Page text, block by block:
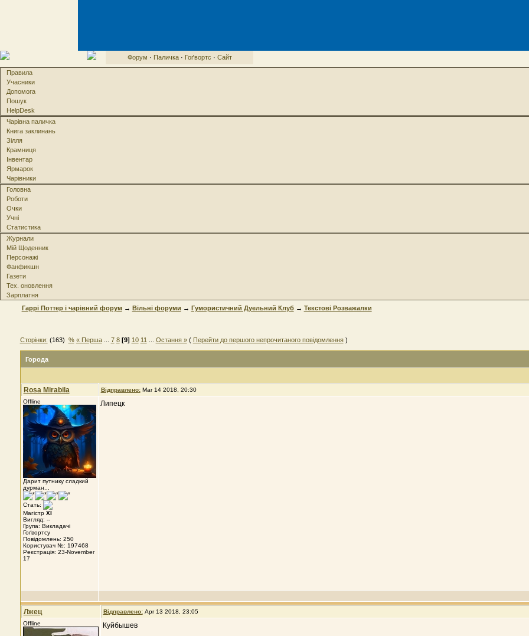
Форум · Паличка· Гоґвортс · Сайт
Правила
Учасники
Допомога
Пошук
HelpDesk
Чарівна паличка
Книга заклинань
Зілля
Крамниця
Інвентар
Ярмарок
Чарівники
Головна
Роботи
Очки
Учні
Статистика
Журнали
Мій Щоденник
Персонажі
Фанфикшн
Газети
Тех. оновлення
Зарплатня
Гаррі Поттер і чарівний форум→ Вільні форуми → Гумористичний Дуельний Клуб→ Текстові Розважалки
Сторінки: (163) % « Перша... 7 8 [9] 10 11 Остання »( Перейти до першого непрочитаного повідомлення)
Города
Rosa Mirabila Відправлено: Mar 14 2018, 20:30
Offline
Дарит путнику сладкий
дурман...
Стать:
Магістр XI
Вигляд: --
Група: Викладачі
Гоґвортсу
Повідомлень: 250
Користувач №: 197468
Реєстрація: 23-November
17
Липецк
Лжец Відправлено: Apr 13 2018, 23:05
Offline
Куйбышев